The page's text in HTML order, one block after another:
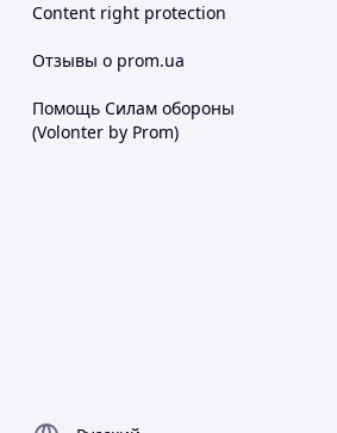
Content right protection
Отзывы о prom.ua
Помощь Силам обороны
(Volonter by Prom)